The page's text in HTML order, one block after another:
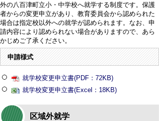
外の八百津町立小・中学校へ就学する制度です。保護
者からの変更申立があり、教育委員会から認められた
場合は指定校以外への就学が認められます。なお、申
請内容により認められない場合がありますので、あら
かじめご了承ください。
申請様式
就学校変更申立書(PDF：72KB)
就学校変更申立書(Excel：18KB)
区域外就学